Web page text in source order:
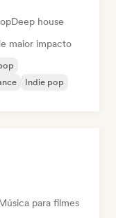
Deep house
maior impacto
Indie pop
para filmes